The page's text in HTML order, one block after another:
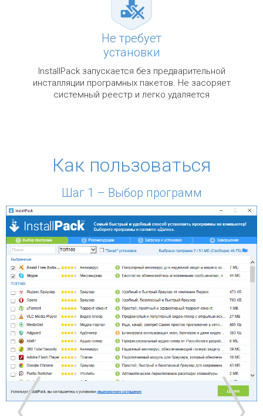
Не требует
установки
InstallPack запускается без предварительной
инсталляции програмных пакетов. Не засоряет
системный реестр и легко удаляется
Как пользоваться
Шаг 1 – Выбор программ